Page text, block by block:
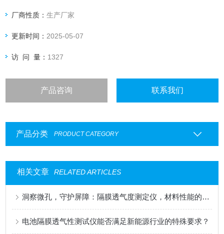
厂商性质：生产厂家
更新时间： 2025-05-07
访 问 量： 1327
产品咨询 联系我们
产品分类 PRODUCT CATEGORY
相关文章 RELATED ARTICLES
洞察微孔，守护屏障：隔膜透气度测定仪，材料性能的精密标尺
电池隔膜透气性测试仪能否满足新能源行业的特殊要求？